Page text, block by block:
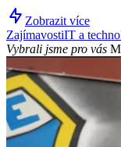
Zobrazit více
ZajímavostiIT a
Vybrali jsme pro vás